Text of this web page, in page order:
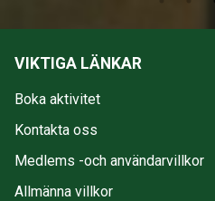
VIKTIGA LÄNKAR
Boka aktivitet
Kontakta oss
Medlems -och användarvillkor
Allmänna villkor